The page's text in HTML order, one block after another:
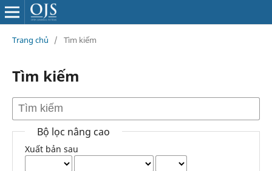
Trang chủ / Tìm kiếm
Tìm kiếm
Bộ lọc nâng cao
Xuất bản sau